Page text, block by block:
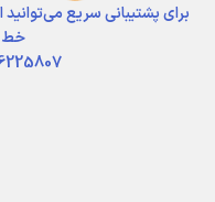
برای پشتیبانی سریع
خط
/ 22398566